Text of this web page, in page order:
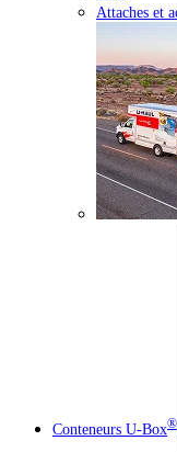
Attaches et
Conteneurs U-Box®